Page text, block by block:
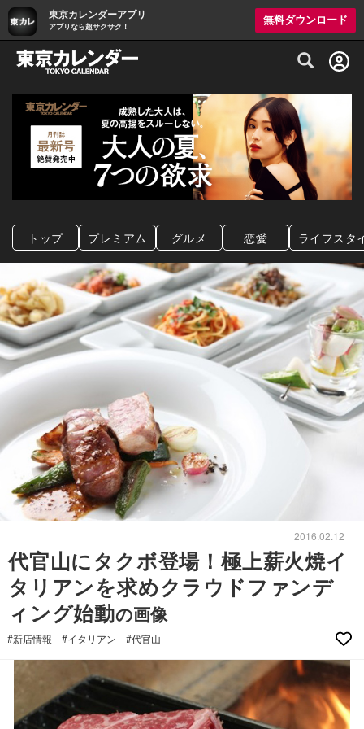
東京カレンダーアプリ
アプリなら超サクサク！
無料ダウンロード
グルメ情報・プレミアムレストラン予約
トップ プレミアム グルメ 恋愛 ライフスタ
2016.02.12
代官山にタクボ登場！極上薪火焼イ
タリアンを求めクラウドファンデ
ィング始動の画像
#新店情報 #イタリアン #代官山